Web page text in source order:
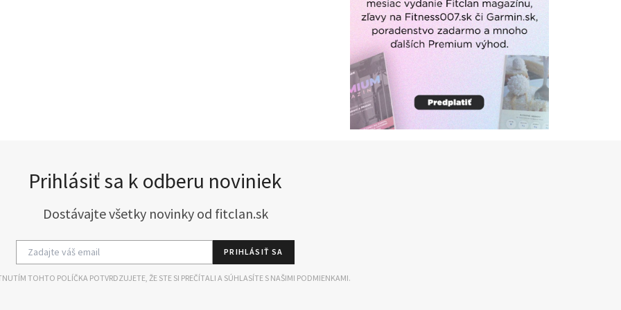
Prihlásiť sa k odberu noviniek
Dostávajte všetky novinky od fitclan.sk
PRIHLÁSIŤ SA
TOHTO POLÍČKA POTVRDZUJETE, ŽE STE SI PREČÍTALI A SÚHLASÍTE S NAŠIMI PODMIENKAMI.